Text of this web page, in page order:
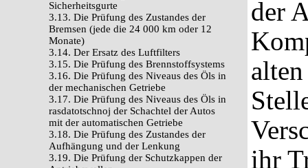
Sicherheitsgurte
3.13. Die Prüfung des Zustandes der
Bremsen (jede die 24 000 km oder 12
Monate)
3.14. Der Ersatz des Luftfilters
3.15. Die Prüfung des Brennstoffsystems
3.16. Die Prüfung des Niveaus des Öls in
der mechanischen Getriebe
3.17. Die Prüfung des Niveaus des Öls in
rasdatotschnoj der Schachtel der Autos
mit der automatischen Getriebe
3.18. Die Prüfung des Zustandes der
Aufhängung und der Lenkung
3.19. Die Prüfung der Schutzkappen der
der
ihr